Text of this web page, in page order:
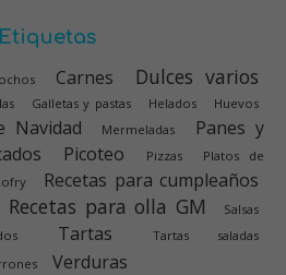
Etiquetas
Carnes Dulces varios
Galletas y pastas Helados Huevos
Navidad Mermeladas
Panes y
Picoteo Pizzas
Platos de
Recetas para cumpleaños
Recetas para olla GM
Salsas
Tartas Tartas saladas
Verduras